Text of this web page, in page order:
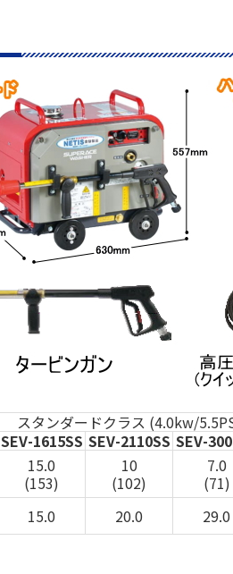
スタンダードクラス (4.0kw/
SEV-1615SS SEV-2110SS SEV-
15.0
(153)
10
(102)
7.0
(71)
15.0 20.0 29.0